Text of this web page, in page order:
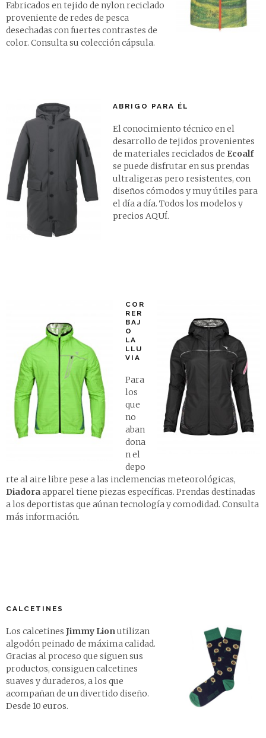
Fabricados en tejido de nylon reciclado
proveniente de redes de pesca
desechadas con fuertes contrastes de
color. Consulta su colección cápsula.
ABRIGO PARA ÉL
El conocimiento técnico en el
desarrollo de tejidos provenientes
de materiales reciclados de Ecoalf
se puede disfrutar en sus prendas
ultraligeras pero resistentes, con
diseños cómodos y muy útiles para
el día a día. Todos los modelos y
precios AQUÍ.
COR
RER
BAJ
O
LA
LLU
VIA
Para
los
que
no
aban
dona
n el
depo
rte al aire libre pese a las inclemencias meteorológicas,
Diadoraapparel tiene piezas específicas. Prendas destinadas
a los deportistas que aúnan tecnología y comodidad. Consulta
más información.
CALCETINES
Los calcetines Jimmy Lion utilizan
algodón peinado de máxima calidad.
Gracias al proceso que siguen sus
productos, consiguen calcetines
suaves y duraderos, a los que
acompañan de un divertido diseño.
Desde 10 euros.